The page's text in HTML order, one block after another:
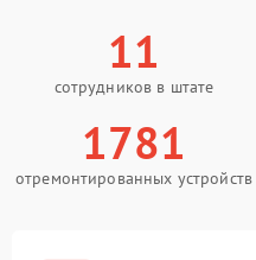
11
сотрудников в штате
1781
отремонтированных устройств